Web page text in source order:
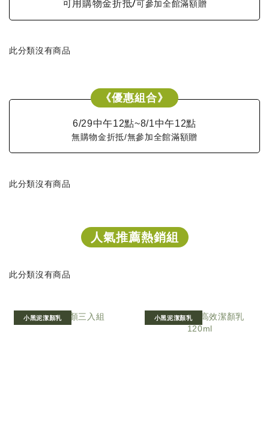
可用購物金折抵/可參加全館滿額贈
此分類沒有商品
《優惠組合》
6/29中午12點~8/1中午12點
無購物金折抵/無參加全館滿額贈
此分類沒有商品
人氣推薦熱銷組
此分類沒有商品
小黑泥潔顏乳 小黑泥潔顏乳